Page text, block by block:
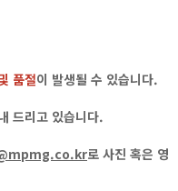
품절이 발생될 수 있습니다.
드리고 있습니다.
로 사진 혹은 영